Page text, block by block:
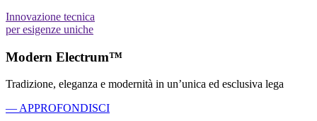
Innovazione tecnica
per esigenze uniche
Modern Electrum™
Tradizione, eleganza e modernità in un’unica ed esclusiva lega
— APPROFONDISCI